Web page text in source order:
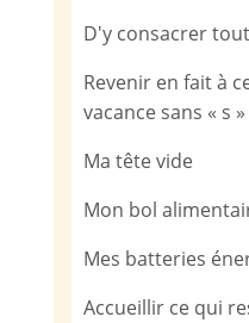
D'y consacrer
Revenir en fait à
vacance sans « s »
Ma tête vide
Mon bol
Mes batteries
Accueillir ce qui